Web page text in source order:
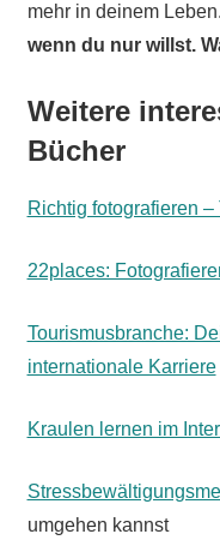
mehr in deinem Leben.
wenn du nur willst.
Weitere
Bücher
Richtig fotografieren
22places:
Tourismusbranche:
internationale Karriere
Kraulen lernen im
umgehen kannst